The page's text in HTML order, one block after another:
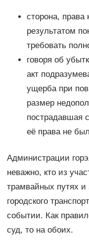
сторона, права
результатом
требовать
говоря об
акт
ущерба при
размер
пострадавшая
её права не
Администрации
неважно, кто из
трамвайных путях
городского
событии. Как
суд, то на обоих.